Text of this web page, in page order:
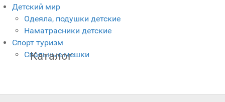
Детский мир
Одеяла, подушки детские
Наматрасники детские
Спорт туризм
Спальные мешки
Каталог